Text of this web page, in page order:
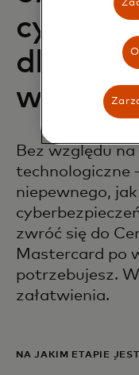
dla firm
Bez względu
technologiczne
niepewnego,
zwróć się do
Mastercard po
potrzebujesz.
załatwienia.
NA JAKIM ETAPIE